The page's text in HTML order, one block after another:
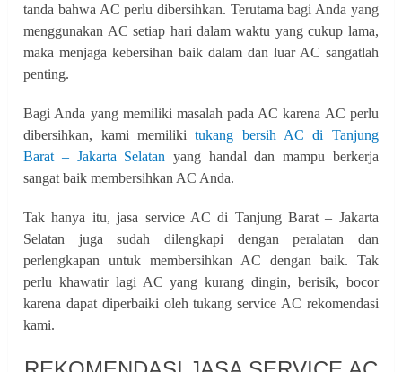
tanda bahwa AC perlu dibersihkan. Terutama bagi Anda yang
menggunakan AC setiap hari dalam waktu yang cukup lama,
maka menjaga kebersihan baik dalam dan luar AC sangatlah
penting.
Bagi Anda yang memiliki masalah pada AC karena AC perlu
dibersihkan, kami memilikitukang bersih AC di Tanjung
Barat – Jakarta Selatan yang handal dan mampu berkerja
sangat baik membersihkan AC Anda.
Tak hanya itu, jasa service AC di Tanjung Barat – Jakarta
Selatan juga sudah dilengkapi dengan peralatan dan
perlengkapan untuk membersihkan AC dengan baik. Tak
perlu khawatir lagi AC yang kurang dingin, berisik, bocor
karena dapat diperbaiki oleh tukang service AC rekomendasi
kami.